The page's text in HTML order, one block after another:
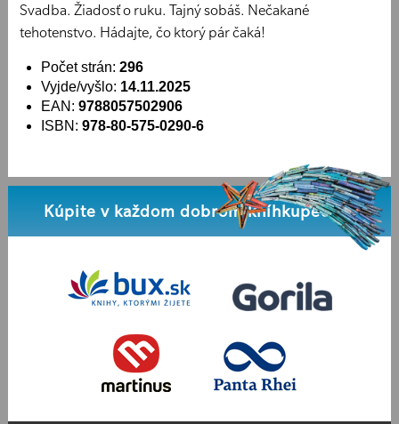
Svadba. Žiadosť o ruku. Tajný sobáš. Nečakané
tehotenstvo. Hádajte, čo ktorý pár čaká!
Počet strán: 296
Vyjde/vyšlo: 14.11.2025
EAN: 9788057502906
ISBN: 978-80-575-0290-6
Kúpite v každom dobrom kníhkupectve